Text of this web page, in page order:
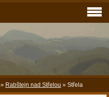
» Rabštejn nad Střelou » Střela